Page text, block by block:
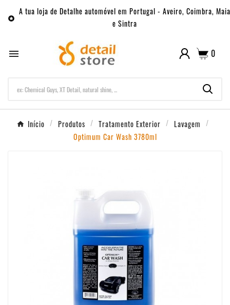

A tua loja de Detalhe automóvel em Portugal - Aveiro, Coimbra, Maia
e Sintra
 0
Início Produtos Tratamento Exterior
Lavagem
Optimum Car Wash 3780ml